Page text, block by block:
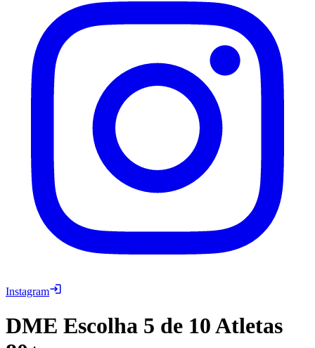
Instagram
DME Escolha 5 de 10 Atletas